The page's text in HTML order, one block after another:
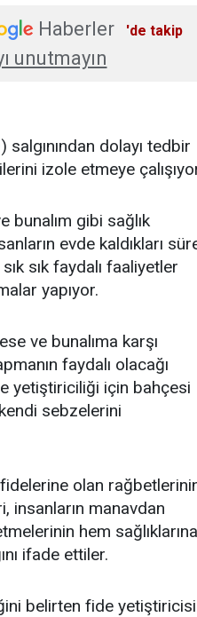
Haberler
'de takip
unutmayın
dolayı tedbir
izole etmeye
bunalım gibi sağlık
evde kaldıkları
sık faydalı faaliyetler
yapıyor.
ve bunalıma karşı
faydalı olacağı
yetiştiriciliği için bahçesi
sebzelerini
olan
insanların manavdan
hem sağlıklarına
ifade ettiler.
belirten fide yetiştiricisi